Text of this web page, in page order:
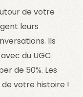
de votre
leurs
Ils
du UGC
de 50%. Les
votre histoire !